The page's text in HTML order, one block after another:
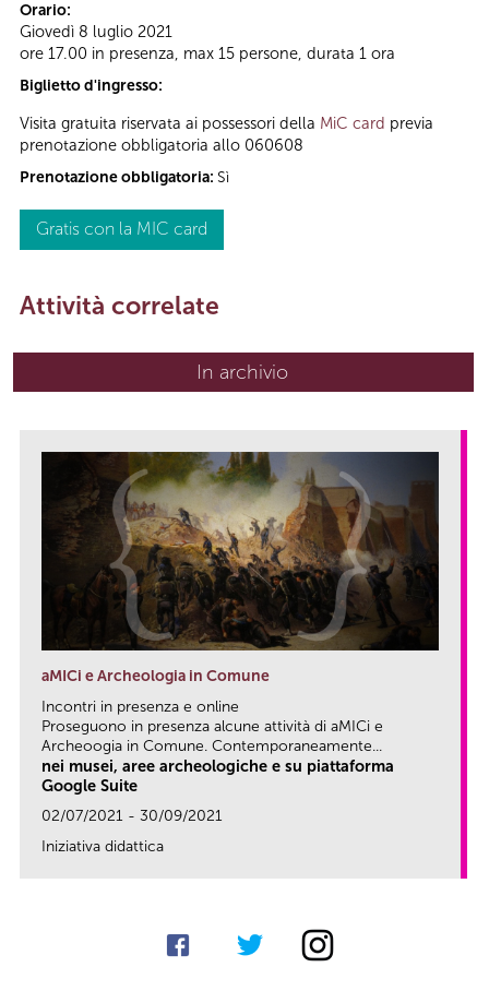
Orario:
Giovedì 8 luglio 2021
ore 17.00 in presenza, max 15 persone, durata 1 ora
Biglietto d'ingresso:
Visita gratuita riservata ai possessori della MiC card previa
prenotazione obbligatoria allo 060608
Prenotazione obbligatoria: Sì
Gratis con la MIC card
Attività correlate
In archivio
aMICi e Archeologia in Comune
Incontri in presenza e online
Proseguono in presenza alcune attività di aMICi e
Archeoogia in Comune. Contemporaneamente...
nei musei, aree archeologiche e su piattaforma
Google Suite
02/07/2021 - 30/09/2021
Iniziativa didattica